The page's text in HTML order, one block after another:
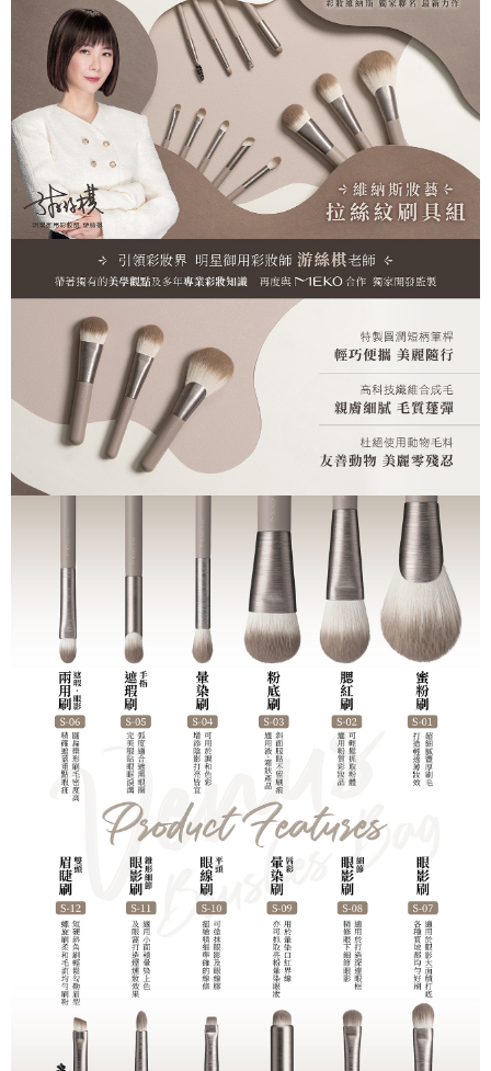
１．於結帳方式選擇「AFTEE先享後付」後，將跳轉至「AFTEE先享後付」
結帳頁面，進行簡訊認證並確認金額後，即可完成結帳。
２．訂單成立數日內，您將收到繳費通知簡訊。
３．收到繳費通知簡訊後14天內，點擊此簡訊中的連結，可透過四大超商／
ATM／網路銀行／等多元方式進行付款，方視為交易完成。
※ 請注意：結帳手續完成當下不需立刻繳費，但若您需要取消訂單，請聯絡
購買商品的店家。未經商家同意取消之訂單仍視為有效，需透過AFTEE先享
後付繳納相關費用。
※ 交易是否成功請以「AFTEE先享後付 」之結帳頁面顯示為準，若有關於
是否繳費成功／繳費後需取消欲退款等相關疑問，請聯繫「AFTEE先享後付
客戶支援中心」https://netprotections.freshdesk.com/support/home
１．透過由恩沛科技股份有限公司提供之「AFTEE先享後付」服務完成之交
易，需依本服務之必要範圍內提供個人資料，並將交易相關給付款項請求債
２．關於個人資料處理事宜，請瀏覽以下網址：
https://aftee.tw/terms/#terms3
３．未成年的使用者請事先徵得法定代理人或監護人之同意方可使用
「AFTEE先享後付」，若未經同意申辦者引起之損失，本公司不負相關責
任。
４．使用「AFTEE先享後付」時，將依據個別帳號之用戶狀況，依本公司即
時審查核予不同之上限額度；若仍有額度不足之情形，本公司將視審查結果
請求用戶進行身份認證。
５．嚴禁一人註冊多個帳號或使用他人資訊註冊。若發現惡意使用之情形，
恩沛科技股份有限公司將有權停止該用戶之使用額度並採取法律行動。
付款後全家取貨
每筆NT$65，滿NT$499(含以上)免運費
7-11取貨付款
每筆NT$65，滿NT$499(含以上)免運費
付款後7-11取貨
每筆NT$65，滿NT$499(含以上)免運費
宅配
每筆NT$85，滿NT$499(含以上)免運費
每筆NT$120，滿NT$499(含以上)免運費
國家/地區配送 查看運費